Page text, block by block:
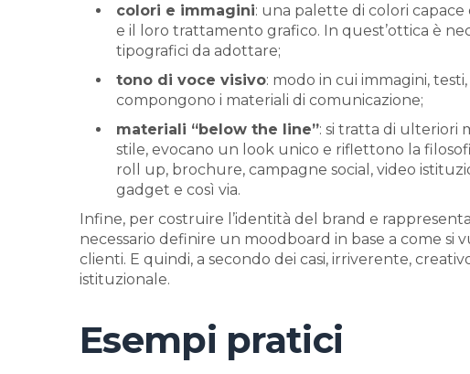
colori e immagini: una palette di colori capace
e il loro trattamento grafico. In quest’ottica è
tipografici da adottare;
tono di voce visivo: modo in cui immagini,
compongono i materiali di comunicazione;
materiali “below the line”: si tratta di ulteriori
stile, evocano un look unico e riflettono la
roll up, brochure, campagne social, video
gadget e così via.
Infine, per costruire l’identità del brand e
necessario definire un moodboard in base a come
clienti. E quindi, a secondo dei casi, irriverente,
istituzionale.
Esempi pratici